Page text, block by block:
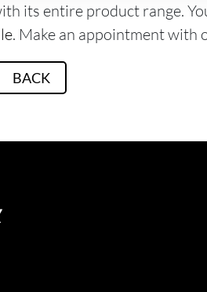
its entire product range.
. Make an appointment with
BACK